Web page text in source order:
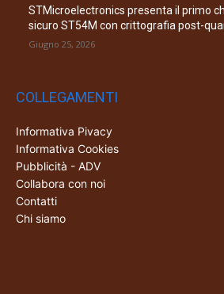
STMicroelectronics presenta il primo
sicuro ST54M con crittografia post-
Giugno 25, 2026
COLLEGAMENTI
Informativa Pivacy
Informativa Cookies
Pubblicità - ADV
Collabora con noi
Contatti
Chi siamo